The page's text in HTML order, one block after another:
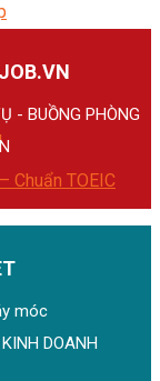
Chuẩn TOEIC
- BUỒNG PHÒNG
móc
DOANH